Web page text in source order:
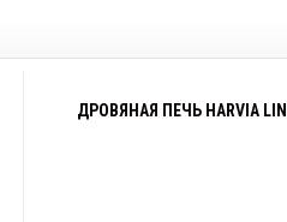
ДРОВЯНАЯ ПЕЧЬ HARVIA